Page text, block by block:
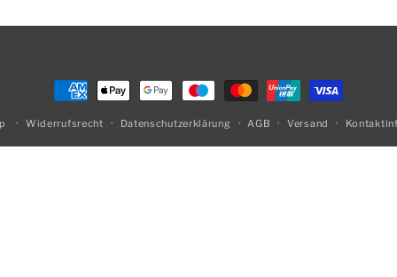
Zahlungsmethoden
Widerrufsrecht Datenschutzerklärung AGB Versand